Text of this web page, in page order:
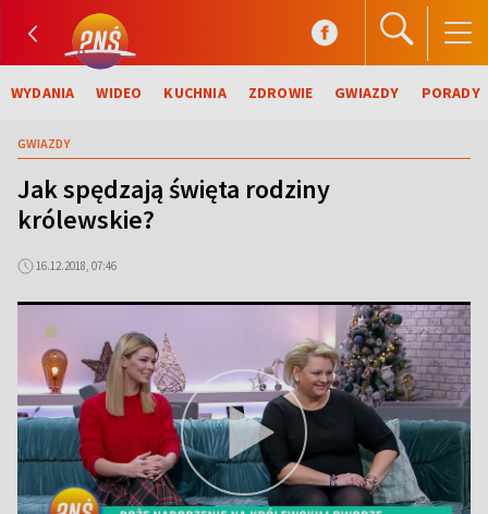
WYDANIA WIDEO KUCHNIA ZDROWIE GWIAZDY PORADY
GWIAZDY
Jak spędzają święta rodziny
królewskie?
16.12.2018, 07:46